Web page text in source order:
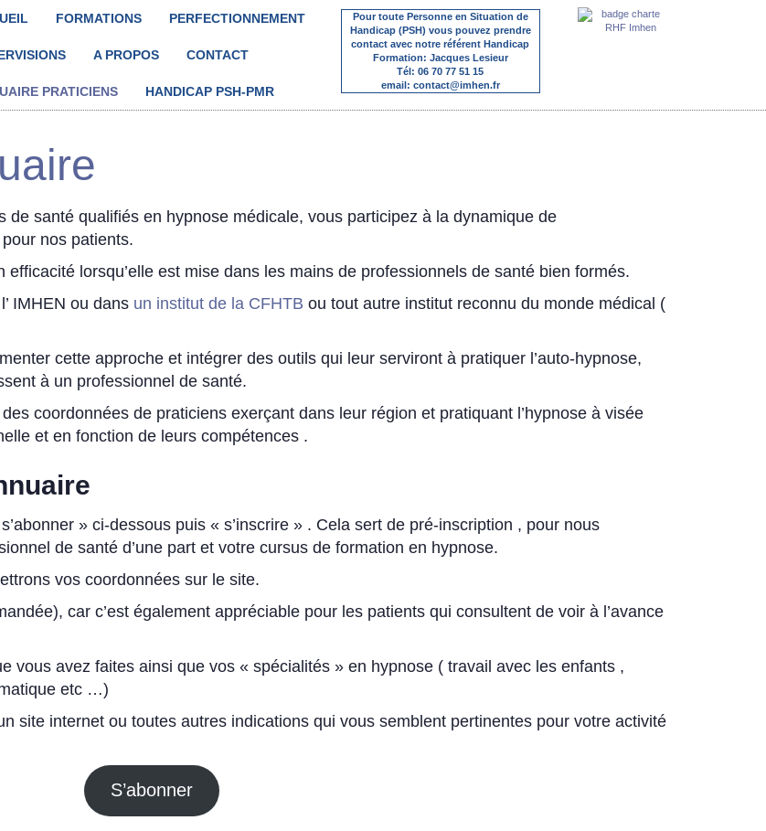
FORMATIONS PERFECTIONNEMENT
A PROPOS CONTACT
PRATICIENS HANDICAP PSH-PMR
Pour toute Personne en Situation de
Handicap (PSH) vous pouvez prendre
contact avec notre référent Handicap
Formation: Jacques Lesieur
Tél: 06 70 77 51 15
email: contact@imhen.fr
santé qualifiés en hypnose médicale, vous participez à la dynamique de
nos patients.
efficacité lorsqu’elle est mise dans les mains de professionnels de santé bien formés.
IMHEN ou dans un institut de la CFHTB ou tout autre institut reconnu du monde médical (
cette approche et intégrer des outils qui leur serviront à pratiquer l’auto-hypnose,
à un professionnel de santé.
coordonnées de praticiens exerçant dans leur région et pratiquant l’hypnose à visée
et en fonction de leurs compétences .
» ci-dessous puis « s’inscrire » . Cela sert de pré-inscription , pour nous
de santé d’une part et votre cursus de formation en hypnose.
vos coordonnées sur le site.
car c’est également appréciable pour les patients qui consultent de voir à l’avance
vous avez faites ainsi que vos « spécialités » en hypnose ( travail avec les enfants ,
etc …)
site internet ou toutes autres indications qui vous semblent pertinentes pour votre activité
S’abonner